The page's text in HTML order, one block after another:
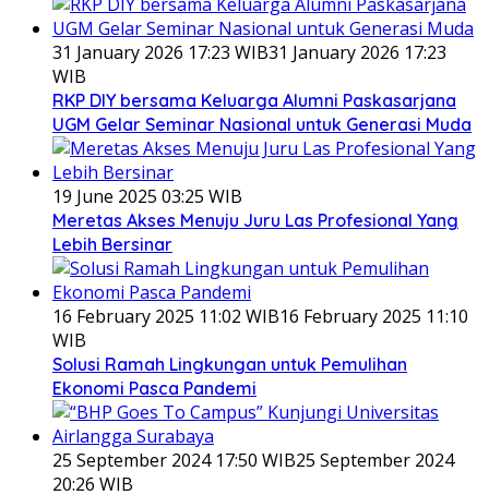
31 January 2026 17:23 WIB31 January 2026 17:23
WIB
RKP DIY bersama Keluarga Alumni Paskasarjana
UGM Gelar Seminar Nasional untuk Generasi Muda
19 June 2025 03:25 WIB
Meretas Akses Menuju Juru Las Profesional Yang
Lebih Bersinar
16 February 2025 11:02 WIB16 February 2025 11:10
WIB
Solusi Ramah Lingkungan untuk Pemulihan
Ekonomi Pasca Pandemi
25 September 2024 17:50 WIB25 September 2024
20:26 WIB